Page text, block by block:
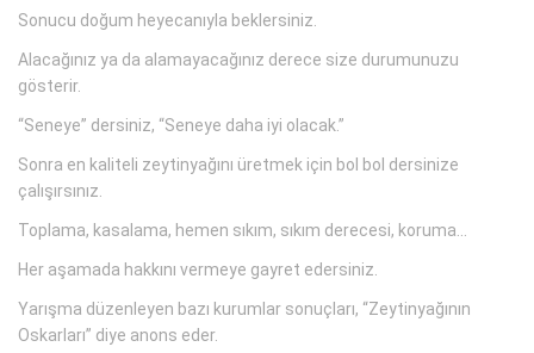
Sonucu doğum heyecanıyla beklersiniz.
Alacağınız ya da alamayacağınız derece size durumunuzu
gösterir.
“Seneye” dersiniz, “Seneye daha iyi olacak.”
Sonra en kaliteli zeytinyağını üretmek için bol bol dersinize
çalışırsınız.
Toplama, kasalama, hemen sıkım, sıkım derecesi, koruma…
Her aşamada hakkını vermeye gayret edersiniz.
Yarışma düzenleyen bazı kurumlar sonuçları, “Zeytinyağının
Oskarları” diye anons eder.